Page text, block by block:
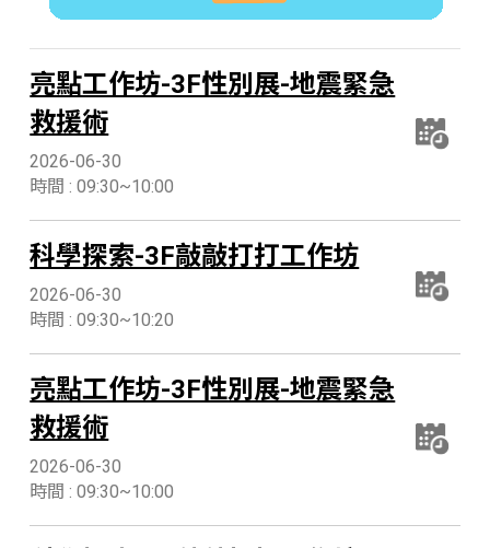
亮點工作坊-3F性別展-地震緊急
救援術
2026-06-30
時間 : 09:30~10:00
科學探索-3F敲敲打打工作坊
2026-06-30
時間 : 09:30~10:20
亮點工作坊-3F性別展-地震緊急
救援術
2026-06-30
時間 : 09:30~10:00